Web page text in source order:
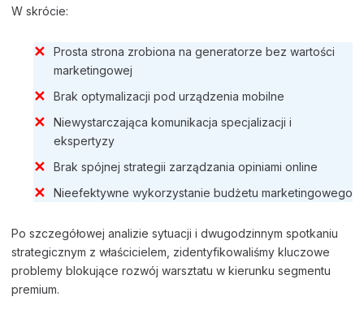
W skrócie:
Prosta strona zrobiona na generatorze bez wartości
marketingowej
Brak optymalizacji pod urządzenia mobilne
Niewystarczająca komunikacja specjalizacji i
ekspertyzy
Brak spójnej strategii zarządzania opiniami online
Nieefektywne wykorzystanie budżetu marketingowego
Po szczegółowej analizie sytuacji i dwugodzinnym spotkaniu
strategicznym z właścicielem, zidentyfikowaliśmy kluczowe
problemy blokujące rozwój warsztatu w kierunku segmentu
premium.